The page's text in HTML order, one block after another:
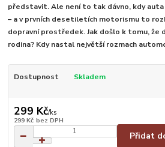
představit. Ale není to tak dávno, kdy
– a v prvních desetiletích motorismu to
dopravní prostředek. Jak došlo k tomu, že
rodina? Kdy nastal největší rozmach
Dostupnost Skladem
299 Kč/ks
299 Kč bez DPH
Přidat